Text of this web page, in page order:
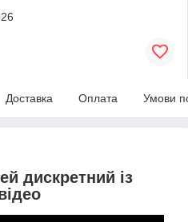
Доставка Оплата Умови
дискретний із